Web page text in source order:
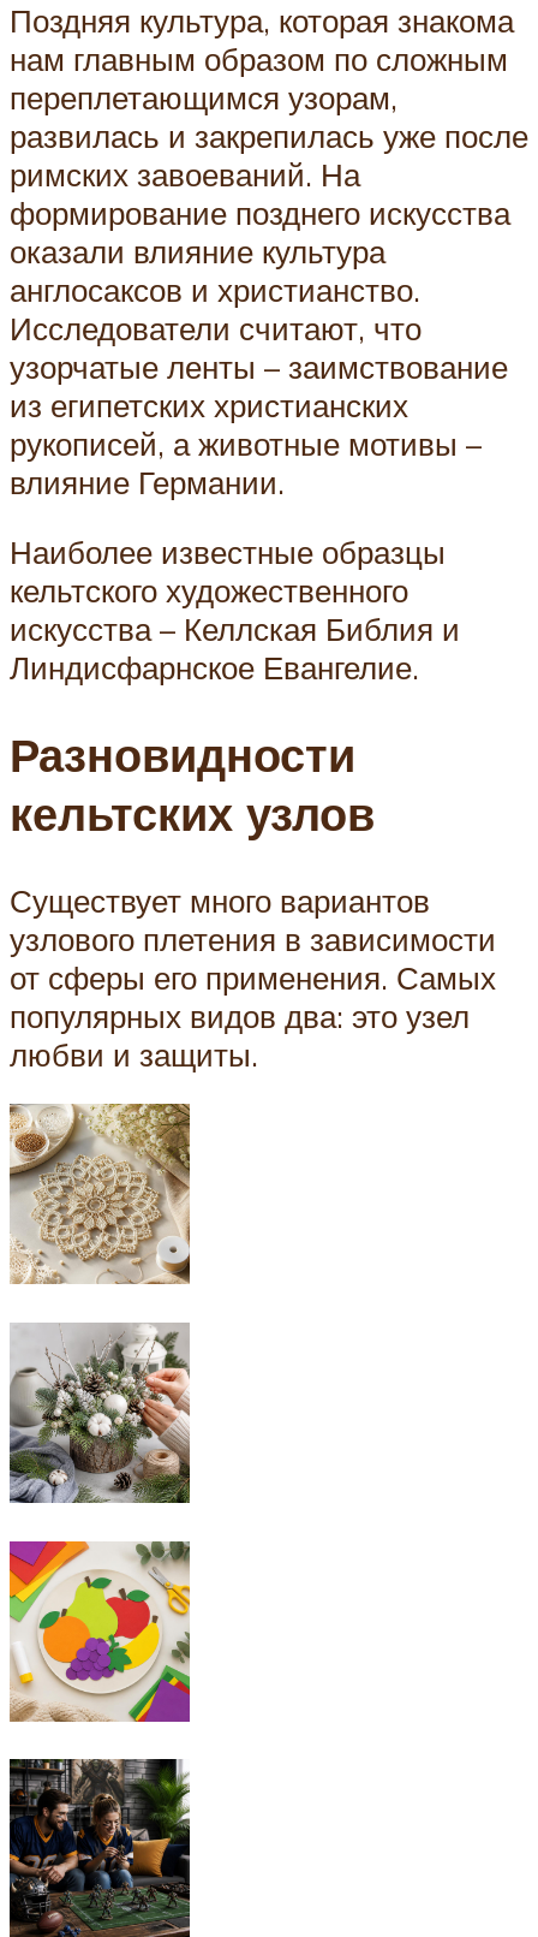
Поздняя культура, которая знакома
нам главным образом по сложным
переплетающимся узорам,
развилась и закрепилась уже после
римских завоеваний. На
формирование позднего искусства
оказали влияние культура
англосаксов и христианство.
Исследователи считают, что
узорчатые ленты – заимствование
из египетских христианских
рукописей, а животные мотивы –
влияние Германии.
Наиболее известные образцы
кельтского художественного
искусства – Келлская Библия и
Линдисфарнское Евангелие.
Разновидности
кельтских узлов
Существует много вариантов
узлового плетения в зависимости
от сферы его применения. Самых
популярных видов два: это узел
любви и защиты.